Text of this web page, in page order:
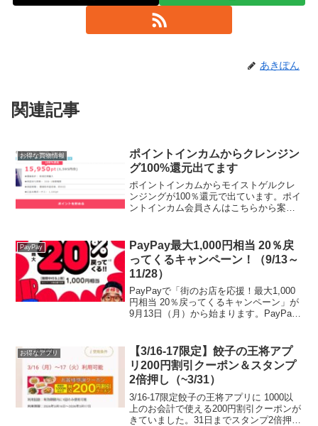
あきぽん
関連記事
お得な買物情報
ポイントインカムからクレンジン
グ100%還元出てます
ポイントインカムからモイストゲルクレ
ンジングが100％還元で出ています。ポイ
ントインカム会員さんはこちらから案件
や古い角質落とすためW洗顔不要。定期
購入となりますが、い...
PayPay
PayPay最大1,000円相当 20％戻
ってくるキャンペーン！（9/13～
11/28）
PayPayで「街のお店を応援！最大1,000
円相当 20％戻ってくるキャンペーン」が
9月13日（月）から始まります。PayPay
す。新規登録の方、半年間利用のない方
は40...
お得なアプリ
【3/16-17限定】餃子の王将アプ
リ200円割引クーポン＆スタンプ
2倍押し（~3/31）
3/16-17限定餃子の王将アプリに 1000以
上のお会計で使える200円割引クーポンが
きていました。31日までスタンプ2倍押し